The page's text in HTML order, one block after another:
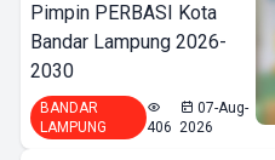
Pimpin PERBASI Kota
Bandar Lampung 2026-
2030
BANDAR
LAMPUNG
406
07-Aug-
2026